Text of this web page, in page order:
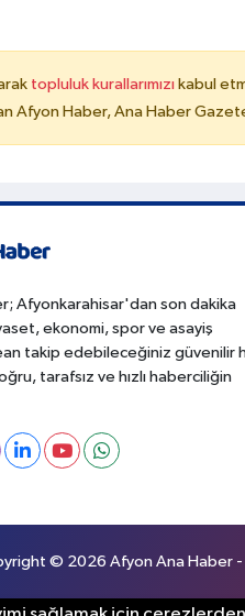
topluluk kurallarımızı kabul
Afyon Haber, Ana Haber
Afyonkarahisar'dan son dakika
ekonomi, spor ve asayiş
takip edebileceğiniz güvenilir
tarafsız ve hızlı haberciliğin
© 2026 Afyon Ana Haber -